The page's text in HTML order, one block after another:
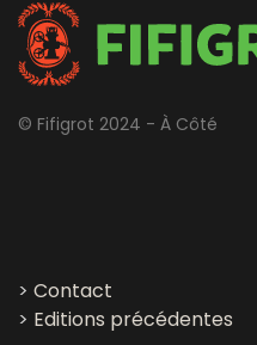
© Fifigrot 2024 - À Côté
> Contact
> Editions précédentes